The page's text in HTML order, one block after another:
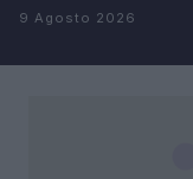
Salta al contenuto
9 Agosto 2026